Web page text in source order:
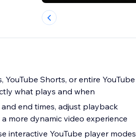
YouTube Shorts, or entire YouTube
what plays and when
end times, adjust playback
more dynamic video experience
interactive YouTube player modes